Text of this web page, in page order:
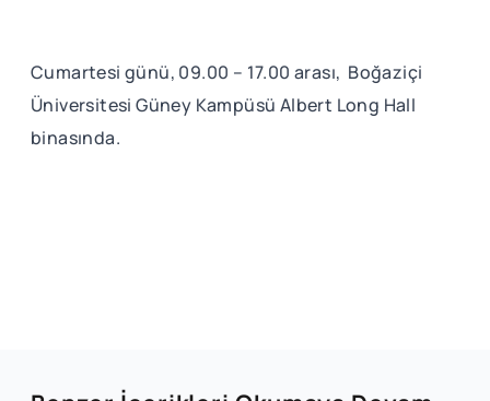
Cumartesi günü, 09.00 – 17.00 arası, Boğaziçi
Üniversitesi Güney Kampüsü Albert Long Hall
binasında.